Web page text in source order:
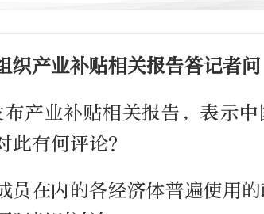
织产业补贴相关报告答记者问
产业补贴相关报告，表示中
有何评论？
员在内的各经济体普遍使用的